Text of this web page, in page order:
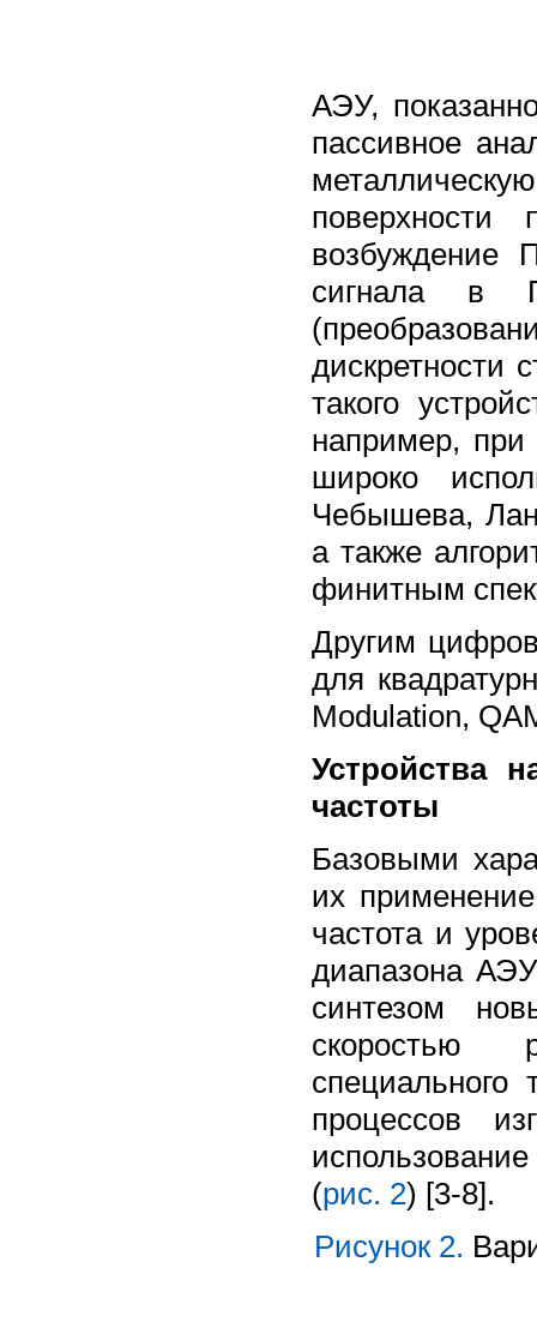
АЭУ,
пассивное
поверхности
возбуждение
сигнала в
дискретности
такого
например, при
широко
Чебышева,
а также
финитным
Другим
для
Modulation,
Устройства
частоты
Базовыми
их
частота и
диапазона
синтезом
скоростью
специального
процессов
(рис. 2) [3-8].
Рисунок 2.